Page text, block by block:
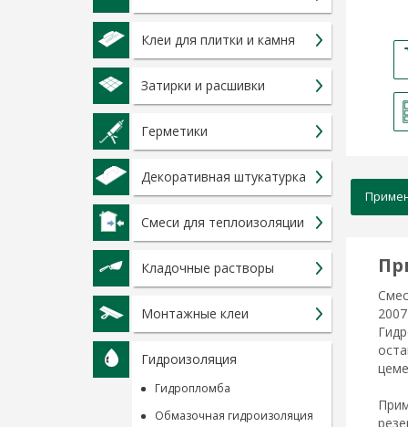
Клеи для плитки и камня
Затирки и расшивки
Герметики
Декоративная штукатурка
Смеси для теплоизоляции
Кладочные растворы
Монтажные клеи
Гидроизоляция
Гидропломба
Обмазочная гидроизоляция
2007